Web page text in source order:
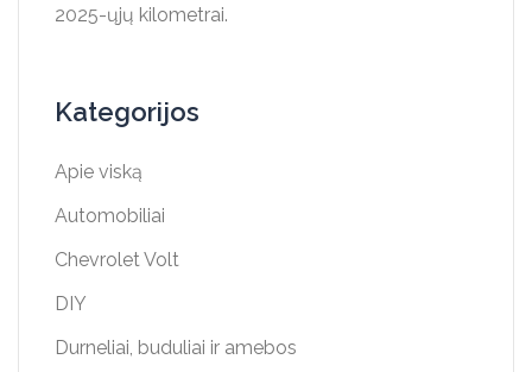
2025-ųjų kilometrai.
Kategorijos
Apie viską
Automobiliai
Chevrolet Volt
DIY
Durneliai, buduliai ir amebos